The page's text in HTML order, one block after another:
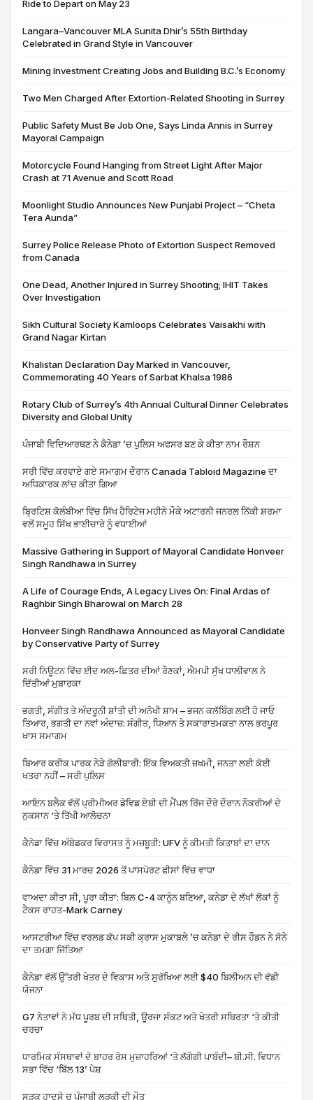
Ride to Depart on May 23
Langara–Vancouver MLA Sunita Dhir’s 55th Birthday
Celebrated in Grand Style in Vancouver
Mining Investment Creating Jobs and Building B.C.’s Economy
Two Men Charged After Extortion-Related Shooting in Surrey
Public Safety Must Be Job One, Says Linda Annis in Surrey
Mayoral Campaign
Motorcycle Found Hanging from Street Light After Major
Crash at 71 Avenue and Scott Road
Moonlight Studio Announces New Punjabi Project – “Cheta
Tera Aunda”
Surrey Police Release Photo of Extortion Suspect Removed
from Canada
One Dead, Another Injured in Surrey Shooting; IHIT Takes
Over Investigation
Sikh Cultural Society Kamloops Celebrates Vaisakhi with
Grand Nagar Kirtan
Khalistan Declaration Day Marked in Vancouver,
Commemorating 40 Years of Sarbat Khalsa 1986
Rotary Club of Surrey’s 4th Annual Cultural Dinner Celebrates
Diversity and Global Unity
ਪੰਜਾਬੀ ਵਿਦਿਆਰਥਣ ਨੇ ਕੈਨੇਡਾ ’ਚ ਪੁਲਿਸ ਅਫਸਰ ਬਣ ਕੇ ਕੀਤਾ ਨਾਮ ਰੌਸ਼ਨ
ਸਰੀ ਵਿੱਚ ਕਰਵਾਏ ਗਏ ਸਮਾਗਮ ਦੌਰਾਨ Canada Tabloid Magazine ਦਾ
ਅਧਿਕਾਰਕ ਲਾਂਚ ਕੀਤਾ ਗਿਆ
ਬ੍ਰਿਟਿਸ਼ ਕੋਲੰਬੀਆ ਵਿੱਚ ਸਿੱਖ ਹੈਰਿਟੇਜ ਮਹੀਨੇ ਮੌਕੇ ਅਟਾਰਨੀ ਜਨਰਲ ਨਿੱਕੀ ਸ਼ਰਮਾ
ਵਲੋਂ ਸਮੂਹ ਸਿੱਖ ਭਾਈਚਾਰੇ ਨੂੰ ਵਧਾਈਆਂ
Massive Gathering in Support of Mayoral Candidate Honveer
Singh Randhawa in Surrey
A Life of Courage Ends, A Legacy Lives On: Final Ardas of
Raghbir Singh Bharowal on March 28
Honveer Singh Randhawa Announced as Mayoral Candidate
by Conservative Party of Surrey
ਸਰੀ ਨਿਊਟਨ ਵਿੱਚ ਈਦ ਅਲ-ਫ਼ਿਤਰ ਦੀਆਂ ਰੌਣਕਾਂ, ਐਮਪੀ ਸੁੱਖ ਧਾਲੀਵਾਲ ਨੇ
ਦਿੱਤੀਆਂ ਮੁਬਾਰਕਾ
ਭਗਤੀ, ਸੰਗੀਤ ਤੇ ਅੰਦਰੂਨੀ ਸ਼ਾਂਤੀ ਦੀ ਅਨੋਖੀ ਸ਼ਾਮ – ਭਜਨ ਕਲੱਬਿੰਗ ਲਈ ਹੋ ਜਾਓ
ਤਿਆਰ, ਭਗਤੀ ਦਾ ਨਵਾਂ ਅੰਦਾਜ਼: ਸੰਗੀਤ, ਧਿਆਨ ਤੇ ਸਕਾਰਾਤਮਕਤਾ ਨਾਲ ਭਰਪੂਰ
ਖਾਸ ਸਮਾਗਮ
ਬਿਆਰ ਕਰੀਕ ਪਾਰਕ ਨੇੜੇ ਗੋਲੀਬਾਰੀ: ਇੱਕ ਵਿਅਕਤੀ ਜ਼ਖਮੀ, ਜਨਤਾ ਲਈ ਕੋਈ
ਖਤਰਾ ਨਹੀਂ – ਸਰੀ ਪੁਲਿਸ
ਆਇਨ ਬਲੈਕ ਵੱਲੋਂ ਪ੍ਰੀਮੀਅਰ ਡੇਵਿਡ ਏਬੀ ਦੀ ਮੈਂਪਲ ਰਿੱਜ ਦੌਰੇ ਦੌਰਾਨ ਨੌਕਰੀਆਂ ਦੇ
ਨੁਕਸਾਨ ‘ਤੇ ਤਿੱਖੀ ਆਲੋਚਨਾ
ਕੈਨੇਡਾ ਵਿੱਚ ਅੰਬੇਡਕਰ ਵਿਰਾਸਤ ਨੂੰ ਮਜ਼ਬੂਤੀ: UFV ਨੂੰ ਕੀਮਤੀ ਕਿਤਾਬਾਂ ਦਾ ਦਾਨ
ਕੈਨੇਡਾ ਵਿੱਚ 31 ਮਾਰਚ 2026 ਤੋਂ ਪਾਸਪੋਰਟ ਫੀਸਾਂ ਵਿੱਚ ਵਾਧਾ
ਵਾਅਦਾ ਕੀਤਾ ਸੀ, ਪੂਰਾ ਕੀਤਾ: ਬਿਲ C-4 ਕਾਨੂੰਨ ਬਣਿਆ, ਕਨੇਡਾ ਦੇ ਲੱਖਾਂ ਲੋਕਾਂ ਨੂੰ
ਟੈਕਸ ਰਾਹਤ-Mark Carney
ਆਸਟਰੀਆ ਵਿੱਚ ਵਰਲਡ ਕੱਪ ਸਕੀ ਕ੍ਰਾਸ ਮੁਕਾਬਲੇ ’ਚ ਕਨੇਡਾ ਦੇ ਰੀਸ ਹੌਡਨ ਨੇ ਸੋਨੇ
ਦਾ ਤਮਗਾ ਜਿੱਤਿਆ
ਕੈਨੇਡਾ ਵੱਲੋਂ ਉੱਤਰੀ ਖੇਤਰ ਦੇ ਵਿਕਾਸ ਅਤੇ ਸੁਰੱਖਿਆ ਲਈ $40 ਬਿਲੀਅਨ ਦੀ ਵੱਡੀ
ਯੋਜਨਾ
G7 ਨੇਤਾਵਾਂ ਨੇ ਮੱਧ ਪੂਰਬ ਦੀ ਸਥਿਤੀ, ਊਰਜਾ ਸੰਕਟ ਅਤੇ ਖੇਤਰੀ ਸਥਿਰਤਾ ‘ਤੇ ਕੀਤੀ
ਚਰਚਾ
ਧਾਰਮਿਕ ਸੰਸਥਾਵਾਂ ਦੇ ਬਾਹਰ ਰੋਸ ਮੁਜ਼ਾਹਰਿਆਂ ‘ਤੇ ਲੱਗੇਗੀ ਪਾਬੰਦੀ– ਬੀ.ਸੀ. ਵਿਧਾਨ
ਸਭਾ ਵਿੱਚ ‘ਬਿੱਲ 13’ ਪੇਸ਼
ਸੜਕ ਹਾਦਸੇ ਚ ਪੰਜਾਬੀ ਲੜਕੀ ਦੀ ਮੌਤ